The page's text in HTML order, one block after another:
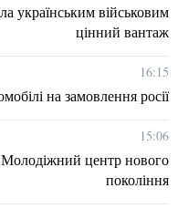
українським військовим
цінний вантаж
16:15
на замовлення росії
15:06
центр нового
покоління